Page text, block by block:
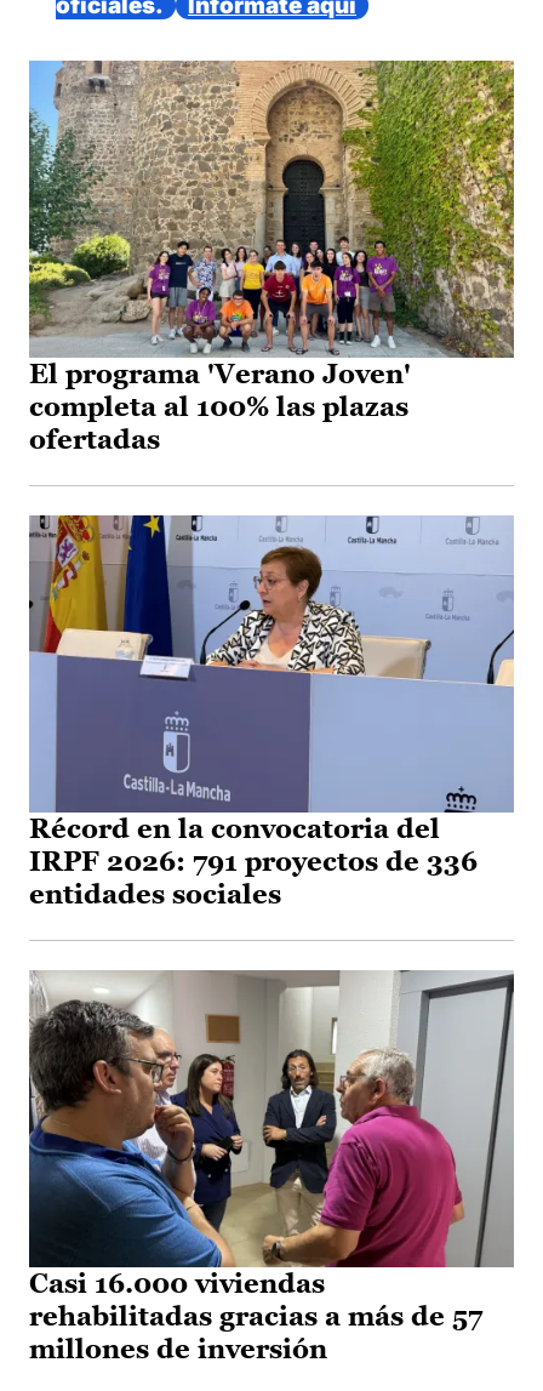
oficiales.
Infórmate aquí
El programa 'Verano Joven'
completa al 100% las plazas
ofertadas
Récord en la convocatoria del
IRPF 2026: 791 proyectos de 336
entidades sociales
Casi 16.000 viviendas
rehabilitadas gracias a más de 57
millones de inversión